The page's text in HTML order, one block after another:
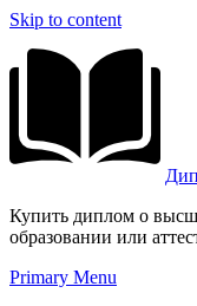
Skip to content
Купить диплом о
образовании или
Primary Menu